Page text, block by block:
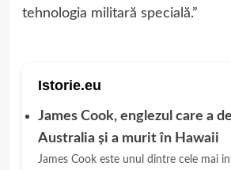
tehnologia militară specială.”
Istorie.eu
James Cook, englezul care a
Australia și a murit în Hawaii
James Cook este unul dintre cele mai